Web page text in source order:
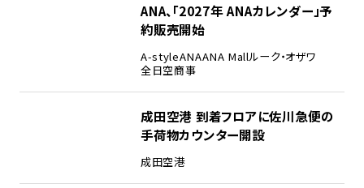
ANA、「2027年 ANAカレンダー」予
約販売開始
A-styleANAANA Mallルーク・オザワ
全日空商事
成田空港 到着フロアに佐川急便の
手荷物カウンター開設
成田空港